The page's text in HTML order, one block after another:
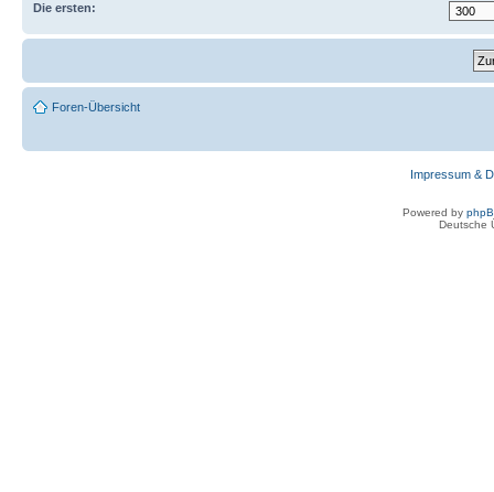
Die ersten:
Foren-Übersicht
Impressum &
Powered by
Deutsche